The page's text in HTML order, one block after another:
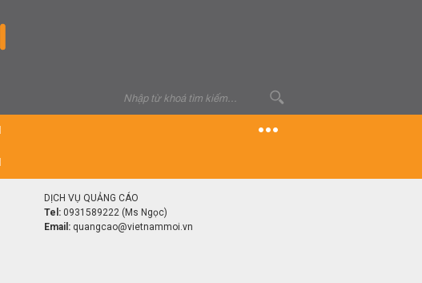
DỊCH VỤ QUẢNG CÁO
Tel: 0931589222 (Ms Ngọc)
Email: quangcao@vietnammoi.vn